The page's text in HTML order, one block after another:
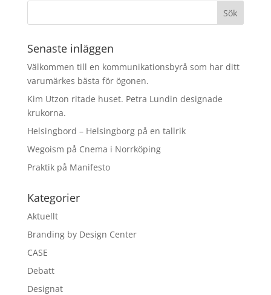
Senaste inläggen
Välkommen till en kommunikationsbyrå som har ditt
varumärkes bästa för ögonen.
Kim Utzon ritade huset. Petra Lundin designade
krukorna.
Helsingbord – Helsingborg på en tallrik
Wegoism på Cnema i Norrköping
Praktik på Manifesto
Kategorier
Aktuellt
Branding by Design Center
CASE
Debatt
Designat